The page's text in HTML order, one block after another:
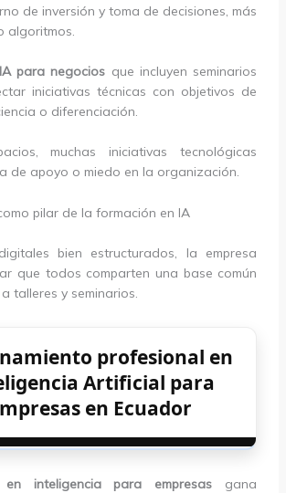
de inversión y toma de decisiones, más
algoritmos.
para negocios que incluyen seminarios
iniciativas técnicas con objetivos de
o diferenciación.
muchas iniciativas tecnológicas
de apoyo o miedo en la organización.
pilar de la formación en IA
bien estructurados, la empresa
que todos comparten una base común
talleres y seminarios.
profesional en
Artificial para
en Ecuador
en inteligencia para empresas gana